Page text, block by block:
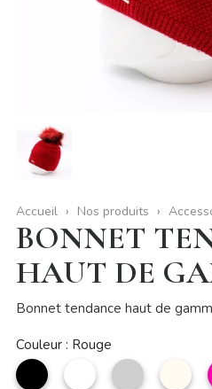
Accueil Nos produits
BONNET
HAUT DE
Bonnet tendance haut de
Couleur : Rouge
noir Blanc Argent Beige